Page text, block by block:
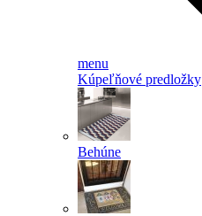
menu
Kúpeľňové predložky
Behúne